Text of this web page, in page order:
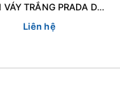
CHÂN VÁY TRẮNG PRADA DN 103268
Liên hệ